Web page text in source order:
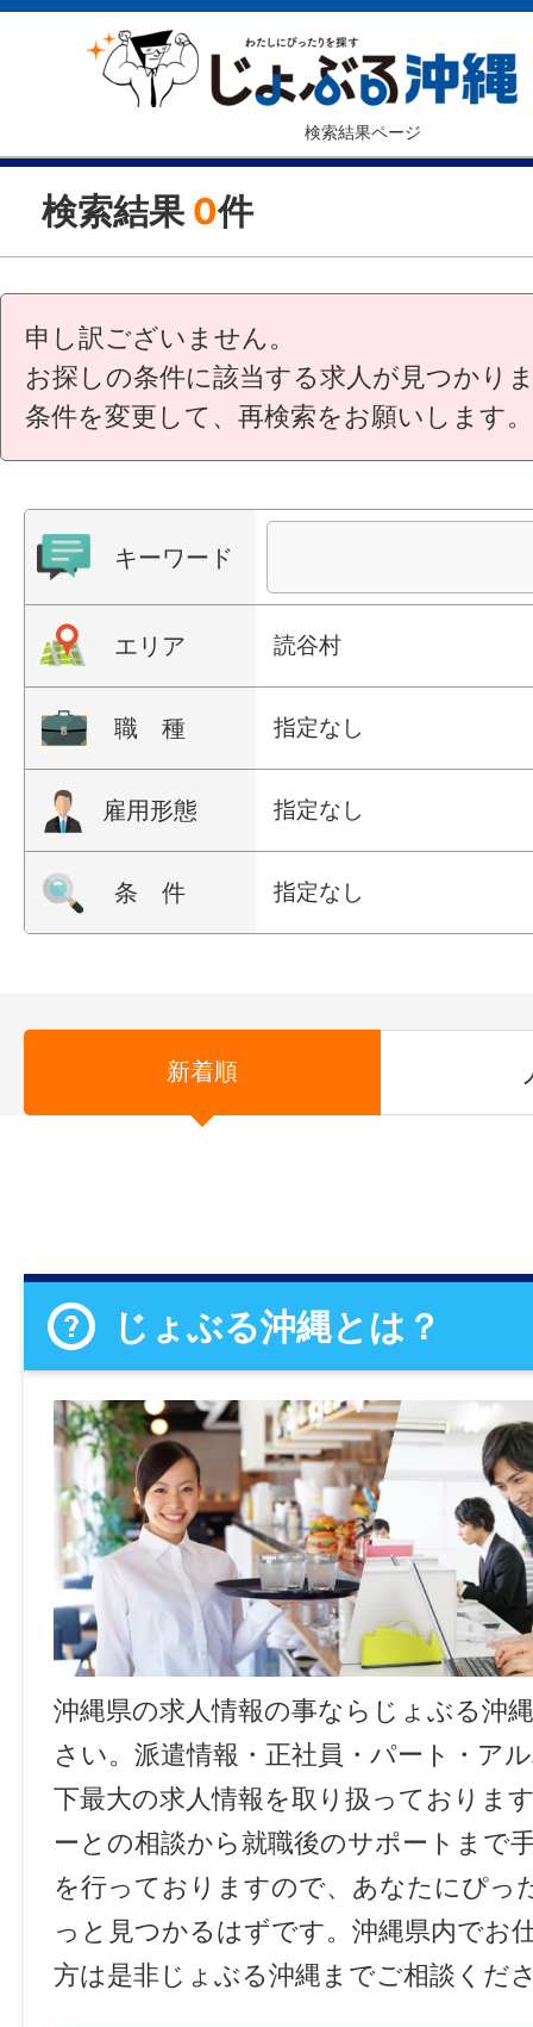
検索結果ページ
検索結果 0件
申し訳ございません。
お探しの条件に該当する求人が見つかり
条件を変更して、再検索をお願いします。
キーワード
エリア 読谷村
職 種 指定なし
雇用形態 指定なし
条 件 指定なし
新着順
じょぶる沖縄とは？
沖縄県の求人情報の事ならじょぶる沖
さい。派遣情報・正社員・パート・ア
下最大の求人情報を取り扱っておりま
ーとの相談から就職後のサポートまで
を行っておりますので、あなたにぴっ
っと見つかるはずです。沖縄県内でお
方は是非じょぶる沖縄までご相談くだ